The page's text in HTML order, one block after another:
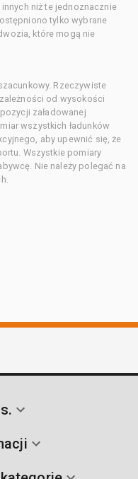
niż te jednoznacznie
tylko wybrane
które mogą nie
Rzeczywiste
od wysokości
załadowanej
wszystkich ładunków
aby upewnić się, że
Wszystkie pomiary
Nie należy polegać na